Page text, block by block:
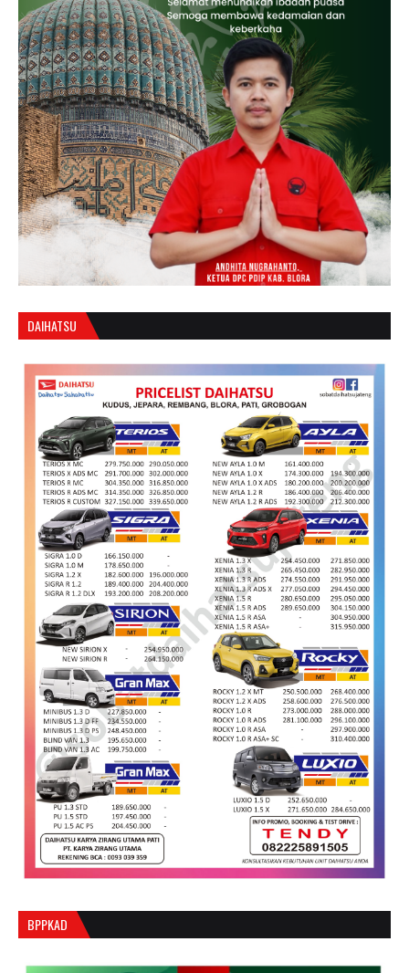
DAIHATSU
BPPKAD